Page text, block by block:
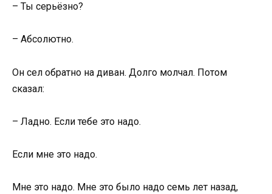
– Ты серьёзно?
– Абсолютно.
Он сел обратно на диван. Долго молчал. Потом
сказал:
– Ладно. Если тебе это надо.
Если мне это надо.
Мне это надо. Мне это было надо семь лет назад,